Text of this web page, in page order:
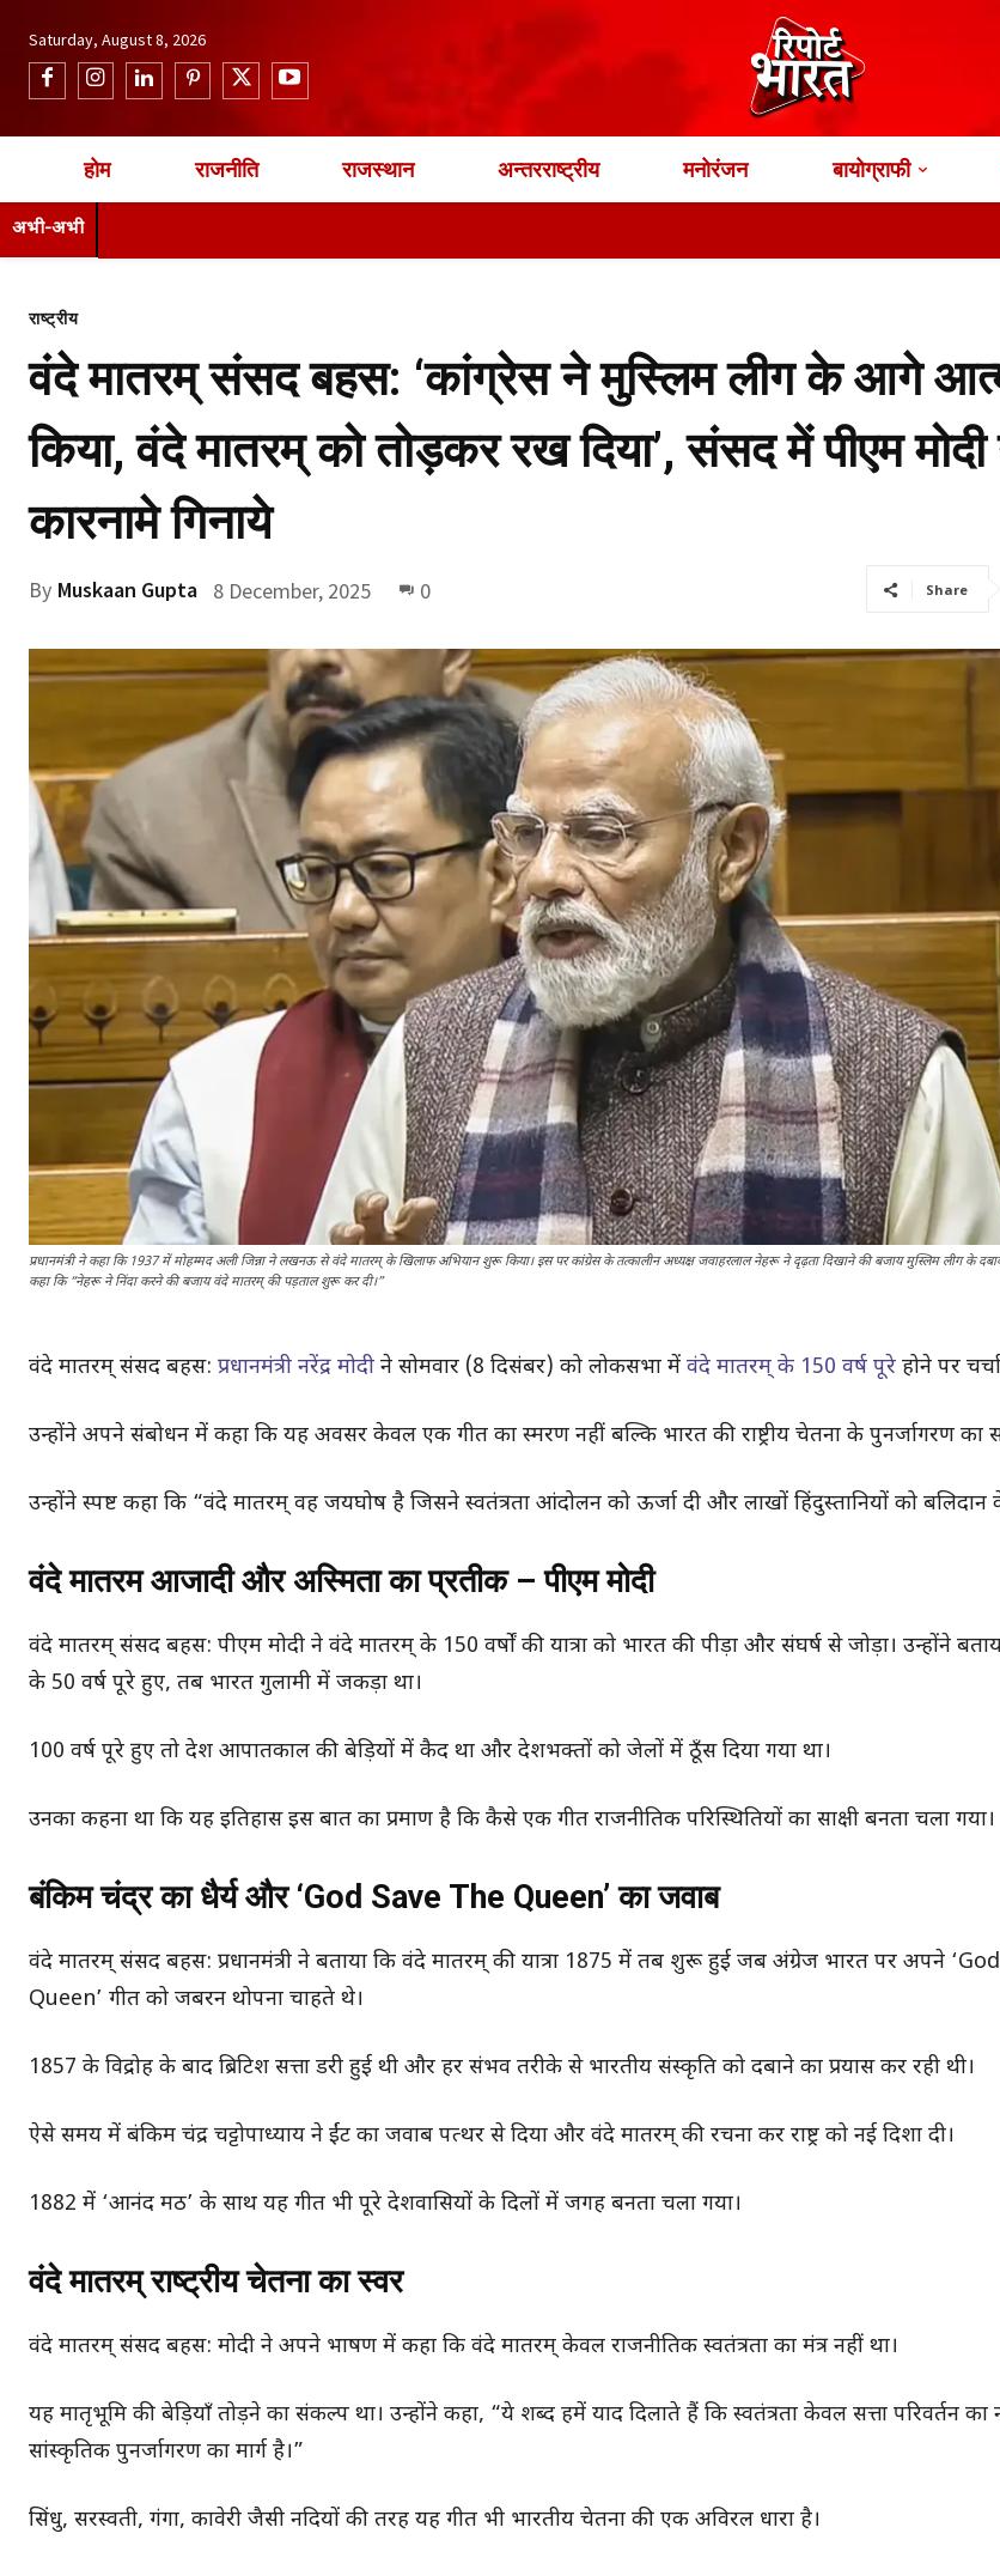
Saturday, August 8, 2026
होम राजनीति राजस्थान अन्तरराष्ट्रीय मनोरंजन बायोग्राफी
अभी-अभी
राष्ट्रीय
वंदे मातरम् संसद बहस: ‘कांग्रेस ने मुस्लिम लीग के आगे
किया, वंदे मातरम् को तोड़कर रख दिया’, संसद में पीएम
कारनामे गिनाये
By Muskaan Gupta 8 December, 2025 0 Share
प्रधानमंत्री ने कहा कि 1937 में मोहम्मद अली जिन्ना ने लखनऊ से वंदे मातरम् के खिलाफ अभियान शुरू किया। इस पर कांग्रेस के तत्कालीन अध्यक्ष जवाहरलाल नेहरू ने दृढ़ता दिखाने की बजाय मुस्लिम लीग के
कहा कि “नेहरू ने निंदा करने की बजाय वंदे मातरम् की पड़ताल शुरू कर दी।”
वंदे मातरम् संसद बहस: प्रधानमंत्री नरेंद्र मोदी ने सोमवार (8 दिसंबर) को लोकसभा में वंदे मातरम् के 150 वर्ष पूरे होने पर
उन्होंने अपने संबोधन में कहा कि यह अवसर केवल एक गीत का स्मरण नहीं बल्कि भारत की राष्ट्रीय चेतना के पुनर्जागरण का
उन्होंने स्पष्ट कहा कि “वंदे मातरम् वह जयघोष है जिसने स्वतंत्रता आंदोलन को ऊर्जा दी और लाखों हिंदुस्तानियों को बलिदान
वंदे मातरम आजादी और अस्मिता का प्रतीक – पीएम मोदी
वंदे मातरम् संसद बहस: पीएम मोदी ने वंदे मातरम् के 150 वर्षों की यात्रा को भारत की पीड़ा और संघर्ष से जोड़ा। उन्होंने
के 50 वर्ष पूरे हुए, तब भारत गुलामी में जकड़ा था।
100 वर्ष पूरे हुए तो देश आपातकाल की बेड़ियों में कैद था और देशभक्तों को जेलों में ठूँस दिया गया था।
उनका कहना था कि यह इतिहास इस बात का प्रमाण है कि कैसे एक गीत राजनीतिक परिस्थितियों का साक्षी बनता चला गया।
बंकिम चंद्र का धैर्य और ‘God Save The Queen’ का जवाब
वंदे मातरम् संसद बहस: प्रधानमंत्री ने बताया कि वंदे मातरम् की यात्रा 1875 में तब शुरू हुई जब अंग्रेज भारत पर अपने
Queen’ गीत को जबरन थोपना चाहते थे।
1857 के विद्रोह के बाद ब्रिटिश सत्ता डरी हुई थी और हर संभव तरीके से भारतीय संस्कृति को दबाने का प्रयास कर रही थी।
ऐसे समय में बंकिम चंद्र चट्टोपाध्याय ने ईंट का जवाब पत्थर से दिया और वंदे मातरम् की रचना कर राष्ट्र को नई दिशा दी।
1882 में ‘आनंद मठ’ के साथ यह गीत भी पूरे देशवासियों के दिलों में जगह बनता चला गया।
वंदे मातरम् राष्ट्रीय चेतना का स्वर
वंदे मातरम् संसद बहस: मोदी ने अपने भाषण में कहा कि वंदे मातरम् केवल राजनीतिक स्वतंत्रता का मंत्र नहीं था।
यह मातृभूमि की बेड़ियाँ तोड़ने का संकल्प था। उन्होंने कहा, “ये शब्द हमें याद दिलाते हैं कि स्वतंत्रता केवल सत्ता परिवर्तन का
सांस्कृतिक पुनर्जागरण का मार्ग है।”
सिंधु, सरस्वती, गंगा, कावेरी जैसी नदियों की तरह यह गीत भी भारतीय चेतना की एक अविरल धारा है।